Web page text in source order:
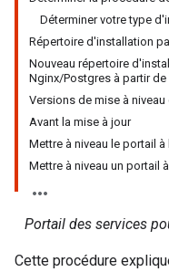
Déterminer votre type
Répertoire d'installation
Nouveau répertoire
Nginx/Postgres à partir
Versions de mise à
Avant la mise à jour
Mettre à niveau le portail
Mettre à niveau un portail
Portail des services
Cette procédure